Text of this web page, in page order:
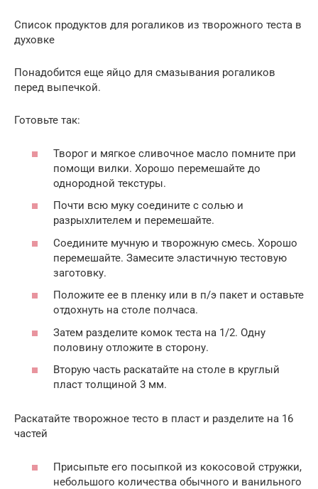
Список продуктов для рогаликов из творожного теста в
духовке
Понадобится еще яйцо для смазывания рогаликов
перед выпечкой.
Готовьте так:
Творог и мягкое сливочное масло помните при
помощи вилки. Хорошо перемешайте до
однородной текстуры.
Почти всю муку соедините с солью и
разрыхлителем и перемешайте.
Соедините мучную и творожную смесь. Хорошо
перемешайте. Замесите эластичную тестовую
заготовку.
Положите ее в пленку или в п/э пакет и оставьте
отдохнуть на столе полчаса.
Затем разделите комок теста на 1/2. Одну
половину отложите в сторону.
Вторую часть раскатайте на столе в круглый
пласт толщиной 3 мм.
Раскатайте творожное тесто в пласт и разделите на 16
частей
Присыпьте его посыпкой из кокосовой стружки,
небольшого количества обычного и ванильного